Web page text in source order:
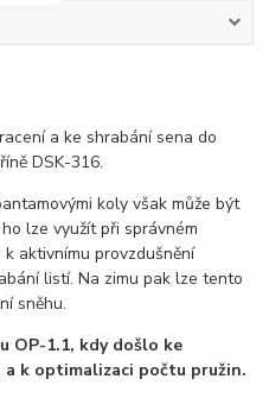
a ke shrabání sena do
DSK-316.
koly však může být
lze využít při správném
aktivnímu provzdušnění
listí. Na zimu pak lze tento
sněhu.
OP-1.1, kdy došlo ke
k optimalizaci počtu pružin.